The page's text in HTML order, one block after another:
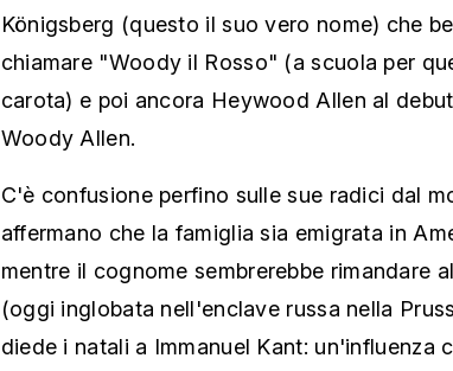
Königsberg (questo il suo vero nome) che
chiamare "Woody il Rosso" (a scuola per
carota) e poi ancora Heywood Allen al
Woody Allen.
C'è confusione perfino sulle sue radici dal
affermano che la famiglia sia emigrata in
mentre il cognome sembrerebbe rimandare
(oggi inglobata nell'enclave russa nella
diede i natali a Immanuel Kant: un'influenza